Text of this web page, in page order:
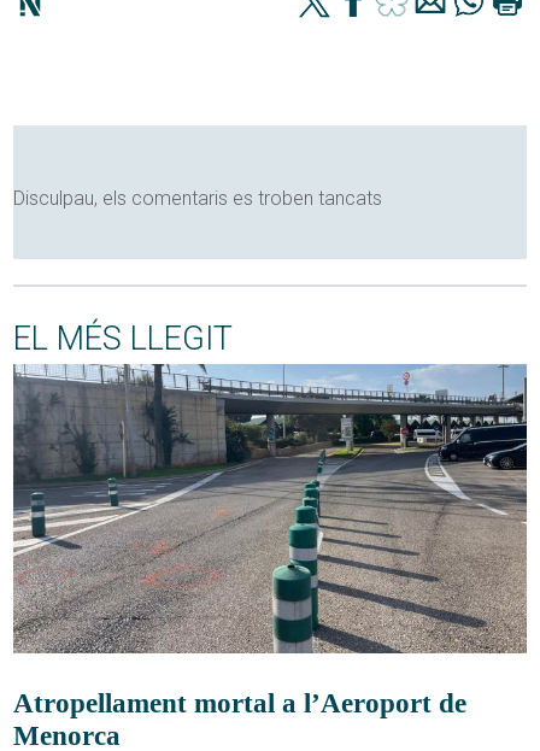
Disculpau, els comentaris es troben tancats
EL MÉS LLEGIT
Atropellament mortal a l’Aeroport de
Menorca